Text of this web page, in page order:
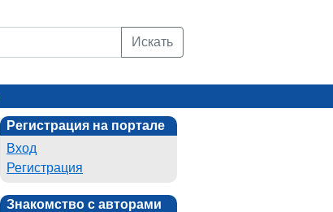
Искать
Регистрация на портале
Вход
Регистрация
Знакомство с авторами